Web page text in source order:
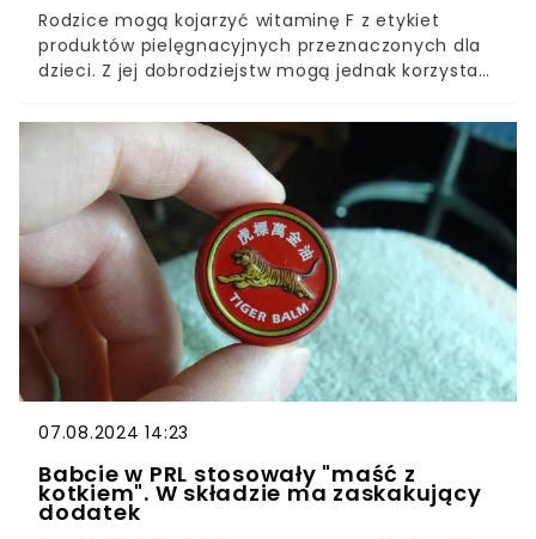
Rodzice mogą kojarzyć witaminę F z etykiet
produktów pielęgnacyjnych przeznaczonych dla
dzieci. Z jej dobrodziejstw mogą jednak korzystać
maści, która powstrzymuje efekty starzenia.
Dostępna jest w każdej aptece, a kosztuje niecałe
07.08.2024 14:23
Babcie w PRL stosowały "maść z
kotkiem". W składzie ma zaskakujący
dodatek